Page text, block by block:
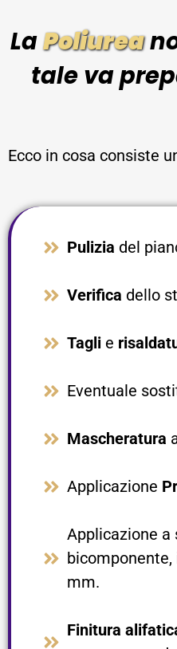
LaPoliurea
tale va
Ecco in cosa consiste
Pulizia del
Verifica dello
Tagli e
Eventuale
Mascheratura
Applicazione
Applicazione a
mm.​
Finitura